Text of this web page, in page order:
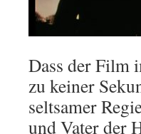
Dass der Film
zu keiner
seltsamer
und Vater der